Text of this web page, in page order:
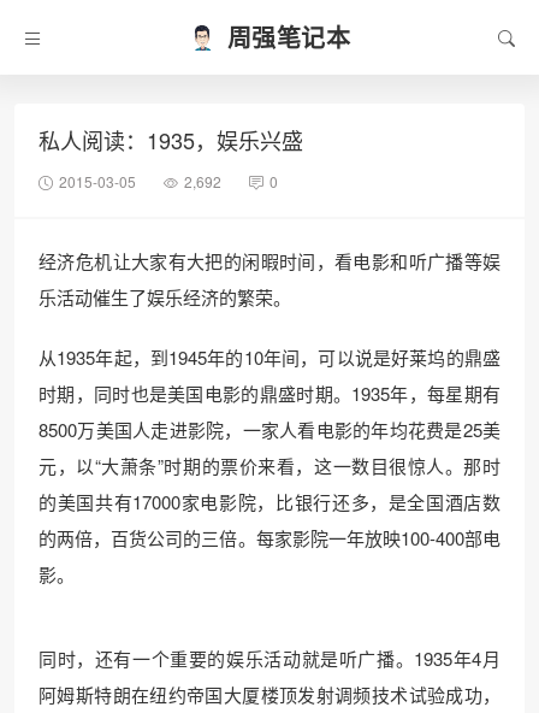
周强笔记本
私人阅读：1935，娱乐兴盛
2015-03-05 2,692 0
经济危机让大家有大把的闲暇时间，看电影和听广播等娱
乐活动催生了娱乐经济的繁荣。
从1935年起，到1945年的10年间，可以说是好莱坞的鼎盛
时期，同时也是美国电影的鼎盛时期。1935年，每星期有
8500万美国人走进影院，一家人看电影的年均花费是25美
元，以“大萧条”时期的票价来看，这一数目很惊人。那时
的美国共有17000家电影院，比银行还多，是全国酒店数
的两倍，百货公司的三倍。每家影院一年放映100-400部电
影。
同时，还有一个重要的娱乐活动就是听广播。1935年4月
阿姆斯特朗在纽约帝国大厦楼顶发射调频技术试验成功，